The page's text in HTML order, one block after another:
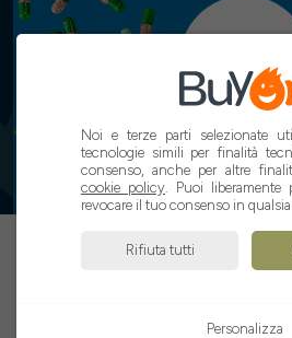
1,4%
ATTIVA
Noi e terze parti selezionate
tecnologie simili per finalità
consenso, anche per altre
cookie policy . Puoi liberamente
revocare il tuo consenso in
Rifiuta tutti
Personalizza